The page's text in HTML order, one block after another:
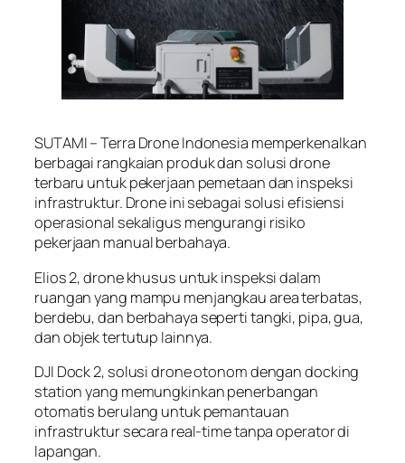
SUTAMI – Terra Drone Indonesia memperkenalkan
berbagai rangkaian produk dan solusi drone
terbaru untuk pekerjaan pemetaan dan inspeksi
infrastruktur. Drone ini sebagai solusi efisiensi
operasional sekaligus mengurangi risiko
pekerjaan manual berbahaya.
Elios 2, drone khusus untuk inspeksi dalam
ruangan yang mampu menjangkau area terbatas,
berdebu, dan berbahaya seperti tangki, pipa, gua,
dan objek tertutup lainnya.
DJI Dock 2, solusi drone otonom dengan docking
station yang memungkinkan penerbangan
otomatis berulang untuk pemantauan
infrastruktur secara real-time tanpa operator di
lapangan.